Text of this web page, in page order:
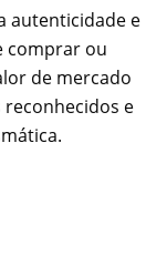
autenticidade e
comprar ou
de mercado
e